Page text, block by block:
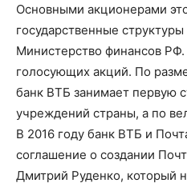
Основными акционерами
государственные
Министерство финансов
голосующих акций. По
банк ВТБ занимает первую
учреждений страны, а по
В 2016 году банк ВТБ и
соглашение о создании
Дмитрий Руденко, который